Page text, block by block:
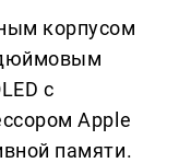
корпусом
с
Apple
памяти.